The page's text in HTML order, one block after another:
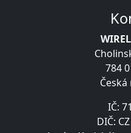
784
IČ:
DIČ: